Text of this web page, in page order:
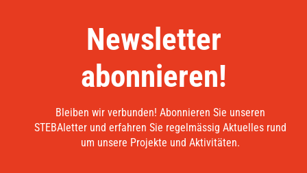
Newsletter
abonnieren!
Bleiben wir verbunden! Abonnieren Sie unseren
STEBAletter und erfahren Sie regelmässig Aktuelles rund
um unsere Projekte und Aktivitäten.